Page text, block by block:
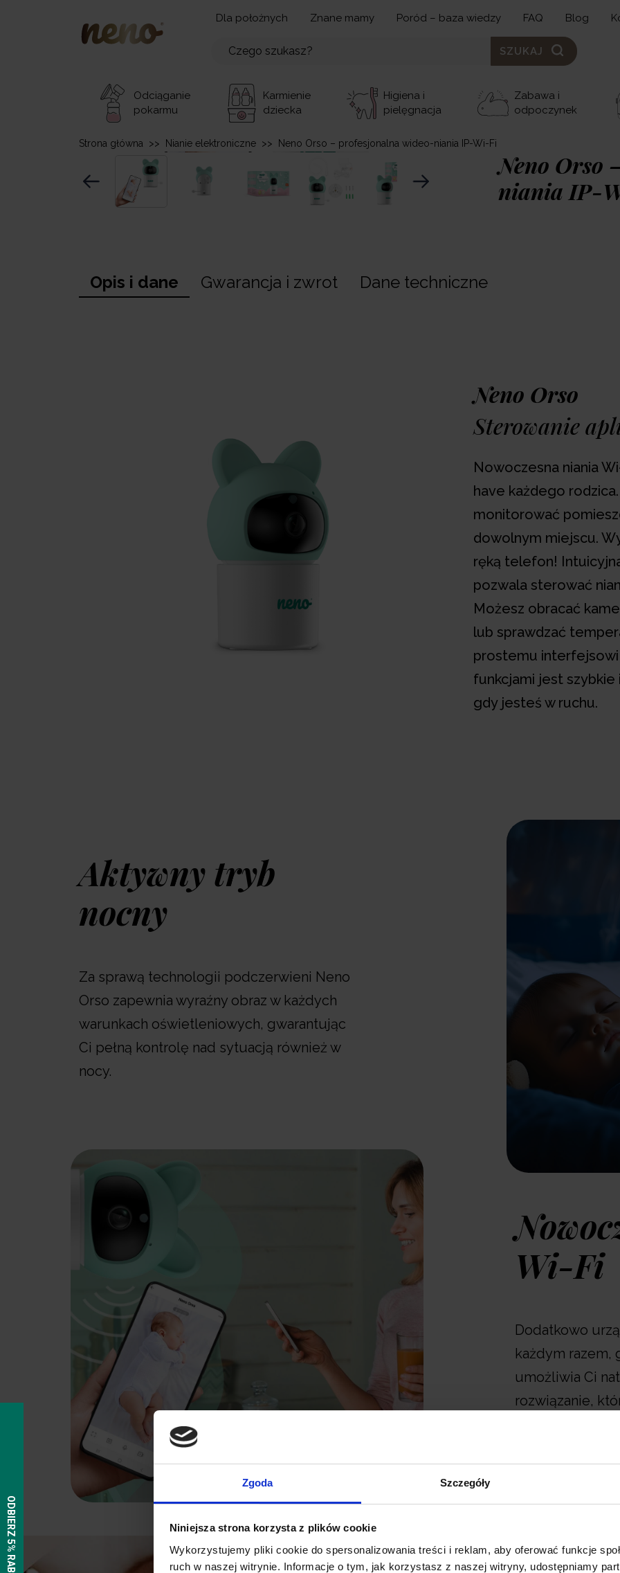
Zgoda Szczegóły
Niniejsza strona korzysta z plików cookie
Wykorzystujemy pliki cookie do spersonalizowania treści i reklam, aby oferować funkcje
ruch w naszej witrynie. Informacje o tym, jak korzystasz z naszej witryny, udostępniamy
Dla położnych Znane mamy Poród – baza wiedzy FAQ Blog
SZUKAJ
Odciąganie
pokarmu
Karmienie
dziecka
Higiena i
pielęgnacja
Zabawa i
odpoczynek
Strona główna >> Nianie elektroniczne >> Neno Orso – profesjonalna wideo-niania IP-Wi-Fi
Neno Orso
niania IP-
- 1 +
Dodaj produkt do
Czas realizacji
Zwrot 14 dni
Darmowa
Gwarancja 24 mies.
NC1- szybka
ładowarka
Dodaj
Opis i dane Gwarancja i zwrot Dane techniczne
Neno Orso
Sterowanie
Nowoczesna niania
have każdego
monitorować
dowolnym miejscu.
ręką telefon!
pozwala sterować
Możesz obracać
lub sprawdzać
prostemu interfejsowi
funkcjami jest
gdy jesteś w ruchu.
Aktywny tryb
nocny
Za sprawą technologii podczerwieni Neno
Orso zapewnia wyraźny obraz w każdych
warunkach oświetleniowych, gwarantując
Ci pełną kontrolę nad sytuacją również w
nocy.
Wi-Fi
Dodatkowo
każdym
umożliwia Ci
rozwiązanie,
oraz poczucie